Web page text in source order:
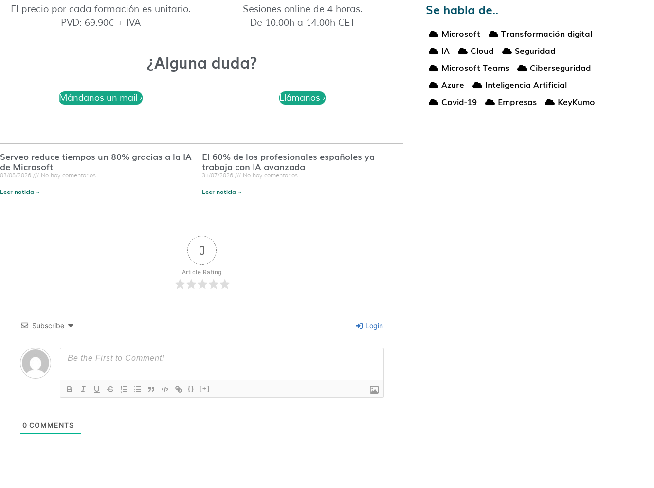
El precio por cada formación es unitario.
PVD: 69.90€ + IVA
Sesiones online de 4 horas.
De 10.00h a 14.00h CET
¿Alguna duda?
Mándanos un mail › Llámanos ›
Serveo reduce tiempos un 80% gracias a la IA
de Microsoft
03/08/2026 No hay comentarios
Leer noticia »
El 60% de los profesionales españoles ya
trabaja con IA avanzada
31/07/2026 No hay comentarios
Leer noticia »
0
Article Rating
Subscribe Login
{} [+]
0 COMMENTS
Se habla de..
Microsoft
Transformación digital
IA
Cloud
Seguridad
Microsoft Teams
Ciberseguridad
Azure
Inteligencia Artificial
Covid-19
Empresas KeyKumo